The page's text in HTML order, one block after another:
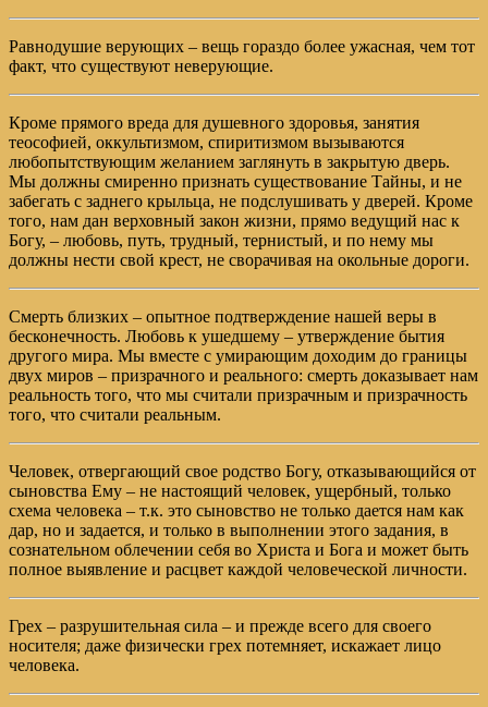
Равнодушие верующих – вещь гораздо более ужасная, чем тот
факт, что существуют неверующие.
Кроме прямого вреда для душевного здоровья, занятия
теософией, оккультизмом, спиритизмом вызываются
любопытствующим желанием заглянуть в закрытую дверь.
Мы должны смиренно признать существование Тайны, и не
забегать с заднего крыльца, не подслушивать у дверей. Кроме
того, нам дан верховный закон жизни, прямо ведущий нас к
Богу, – любовь, путь, трудный, тернистый, и по нему мы
должны нести свой крест, не сворачивая на окольные дороги.
Смерть близких – опытное подтверждение нашей веры в
бесконечность. Любовь к ушедшему – утверждение бытия
другого мира. Мы вместе с умирающим доходим до границы
двух миров – призрачного и реального: смерть доказывает нам
реальность того, что мы считали призрачным и призрачность
того, что считали реальным.
Человек, отвергающий свое родство Богу, отказывающийся от
сыновства Ему – не настоящий человек, ущербный, только
схема человека – т.к. это сыновство не только дается нам как
дар, но и задается, и только в выполнении этого задания, в
сознательном облечении себя во Христа и Бога и может быть
полное выявление и расцвет каждой человеческой личности.
Грех – разрушительная сила – и прежде всего для своего
носителя; даже физически грех потемняет, искажает лицо
человека.